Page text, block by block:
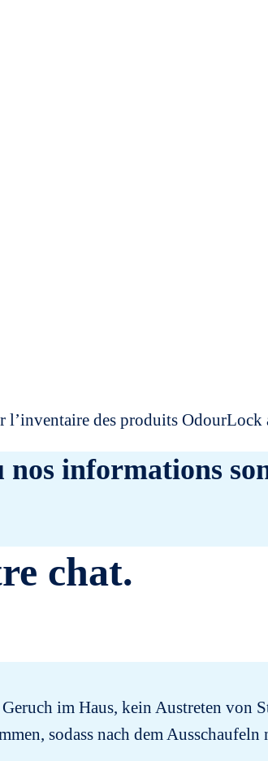
des produits OdourLock
informations
chat.
im Haus, kein Austreten von
sodass nach dem